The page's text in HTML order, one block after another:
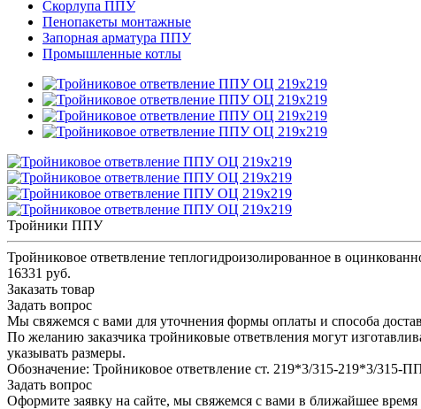
Скорлупа ППУ
Пенопакеты монтажные
Запорная арматура ППУ
Промышленные котлы
Тройники ППУ
Тройниковое ответвление теплогидроизолированное в
16331 руб.
Заказать товар
Задать вопрос
Мы свяжемся с вами для уточнения формы оплаты и способа
По желанию заказчика тройниковые ответвления могут
указывать размеры.
Обозначение: Тройниковое ответвление ст. 219*3/315-219*3/315-
Задать вопрос
Оформите заявку на сайте, мы свяжемся с вами в ближайшее